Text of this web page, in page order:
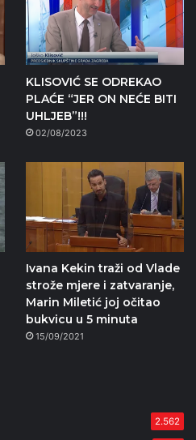
KLISOVIĆ SE ODREKAO
PLAĆE “JER ON NEĆE BITI
UHLJEB”!!!
02/08/2023
Ivana Kekin traži od Vlade
strože mjere i zatvaranje,
Marin Miletić joj očitao
bukvicu u 5 minuta
15/09/2021
2.562